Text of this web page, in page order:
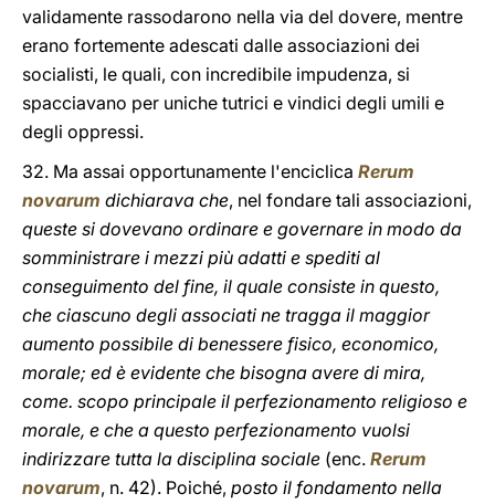
validamente rassodarono nella via del dovere, mentre
erano fortemente adescati dalle associazioni dei
socialisti, le quali, con incredibile impudenza, si
spacciavano per uniche tutrici e vindici degli umili e
degli oppressi.
32. Ma assai opportunamente l'enciclica Rerum
novarum dichiarava che, nel fondare tali associazioni,
queste si dovevano ordinare e governare in modo da
somministrare i mezzi più adatti e spediti al
conseguimento del fine, il quale consiste in questo,
che ciascuno degli associati ne tragga il maggior
aumento possibile di benessere fisico, economico,
morale; ed è evidente che bisogna avere di mira,
come. scopo principale il perfezionamento religioso e
morale, e che a questo perfezionamento vuolsi
indirizzare tutta la disciplina sociale (enc. Rerum
novarum, n. 42). Poiché, posto il fondamento nella